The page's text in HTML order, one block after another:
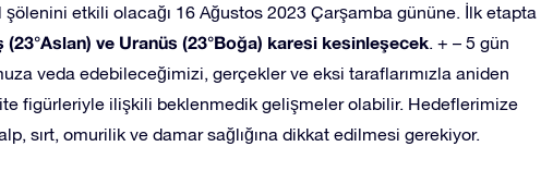
etkili olacağı 16 Ağustos 2023 Çarşamba gününe. İlk etapta
(23°Aslan) ve Uranüs (23°Boğa) karesi kesinleşecek. + – 5 gün
veda edebileceğimizi, gerçekler ve eksi taraflarımızla aniden
figürleriyle ilişkili beklenmedik gelişmeler olabilir. Hedeflerimize
sırt, omurilik ve damar sağlığına dikkat edilmesi gerekiyor.